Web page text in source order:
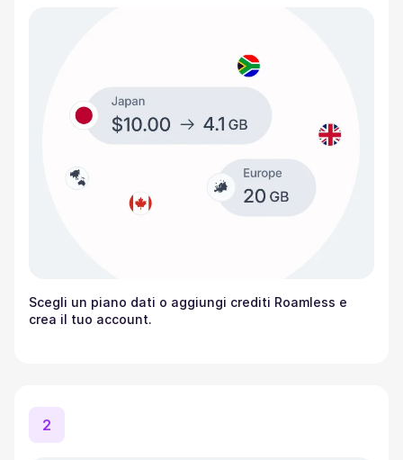
Scegli un piano dati o aggiungi crediti Roamless e
crea il tuo account.
2